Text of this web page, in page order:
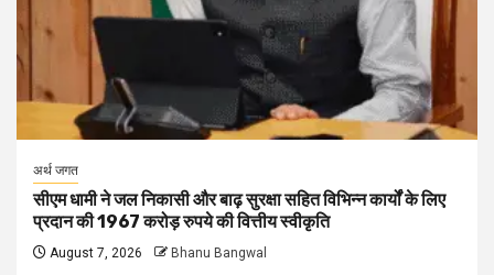
अर्थ जगत
सीएम धामी ने जल निकासी और बाढ़ सुरक्षा सहित विभिन्न कार्यों के लिए
प्रदान की 1967 करोड़ रुपये की वित्तीय स्वीकृति
August 7, 2026 Bhanu Bangwal